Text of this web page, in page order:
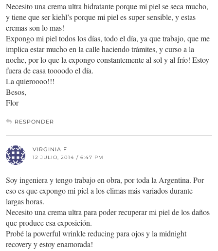
Necesito una crema ultra hidratante porque mi piel se seca mucho,
y tiene que ser kiehl’s porque mi piel es super sensible, y estas
cremas son lo mas!
Expongo mi piel todos los días, todo el día, ya que trabajo, que me
implica estar mucho en la calle haciendo trámites, y curso a la
noche, por lo que la expongo constantemente al sol y al frío! Estoy
fuera de casa toooodo el día.
La quieroooo!!!
Besos,
Flor
RESPONDER
VIRGINIA F
12 JULIO, 2014 / 6:47 PM
Soy ingeniera y tengo trabajo en obra, por toda la Argentina. Por
eso es que expongo mi piel a los climas más variados durante
largas horas.
Necesito una crema ultra para poder recuperar mi piel de los daños
que produce esa exposición.
Probé la powerful wrinkle reducing para ojos y la midnight
recovery y estoy enamorada!